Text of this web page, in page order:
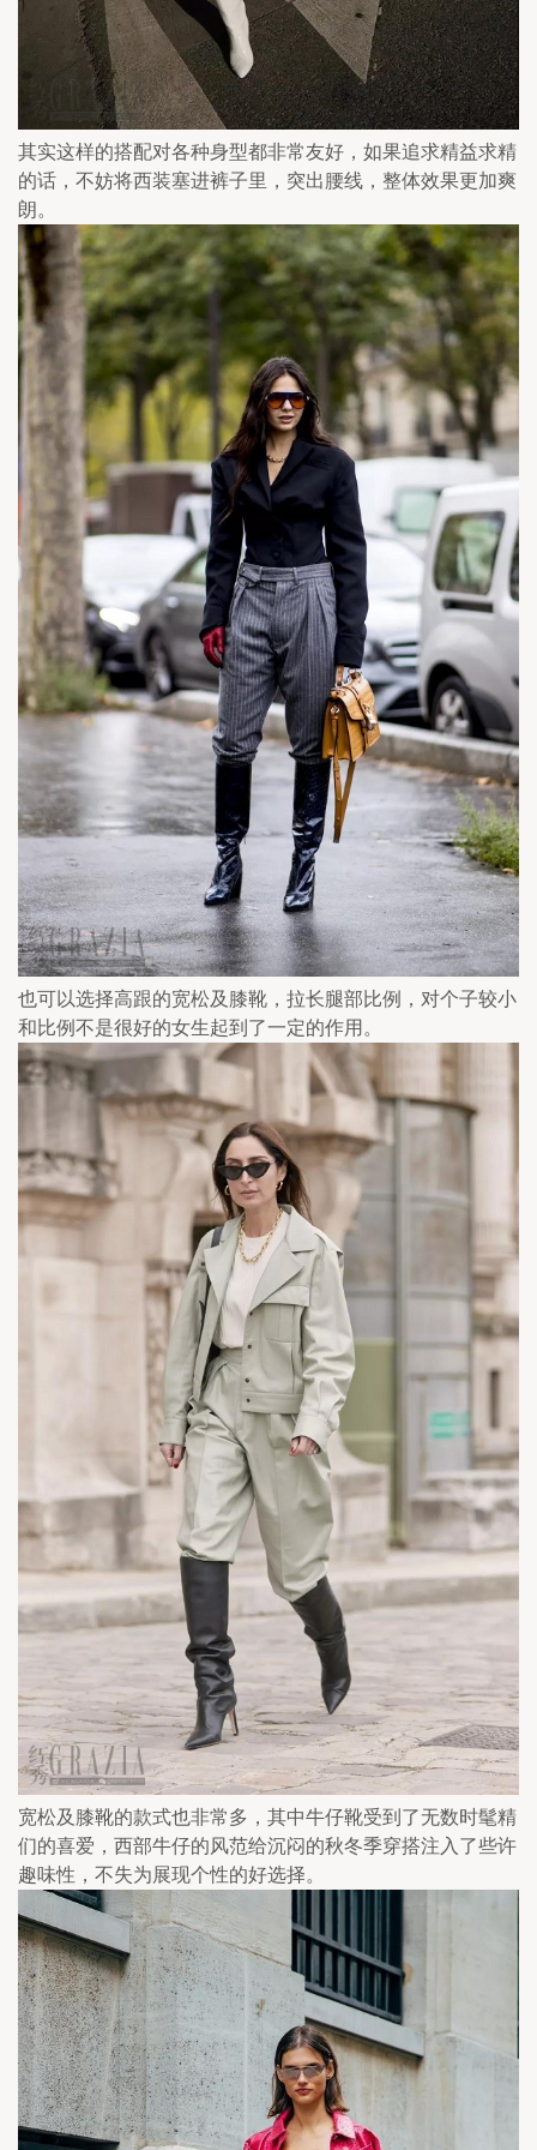
其实这样的搭配对各种身型都非常友好，如果追求精益求精
的话，不妨将西装塞进裤子里，突出腰线，整体效果更加爽
朗。
也可以选择高跟的宽松及膝靴，拉长腿部比例，对个子较小
和比例不是很好的女生起到了一定的作用。
宽松及膝靴的款式也非常多，其中牛仔靴受到了无数时髦精
们的喜爱，西部牛仔的风范给沉闷的秋冬季穿搭注入了些许
趣味性，不失为展现个性的好选择。